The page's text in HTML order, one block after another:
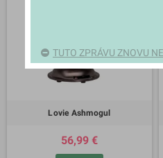
Lovie Ashmogul
56,99 €
TUTO ZPRÁVU ZNOVU